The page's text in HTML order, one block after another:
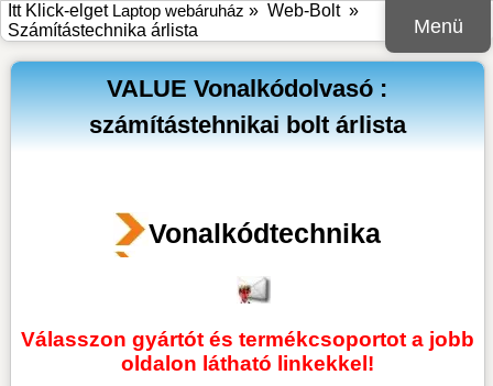
Menü
Itt Klick-elget Laptop webáruház » Web-Bolt»
Számítástechnika árlista
VALUE Vonalkódolvasó :
számítástehnikai bolt árlista
Vonalkódtechnika
Válasszon gyártót és termékcsoportot a jobb
oldalon látható linkekkel!